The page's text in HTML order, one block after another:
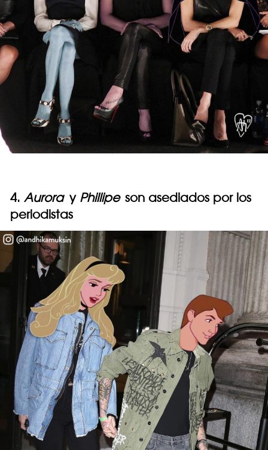
4. Aurora y Phillipe son asediados por los
periodistas